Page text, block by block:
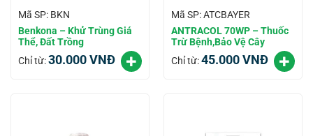
Mã SP: BKN
Benkona – Khử Trùng Giá
Thể, Đất Trồng
Chỉ từ:30.000VNĐ
Mã SP: ATCBAYER
ANTRACOL 70WP – Thuốc
Trừ Bệnh,Bảo Vệ Cây
Chỉ từ:45.000VNĐ